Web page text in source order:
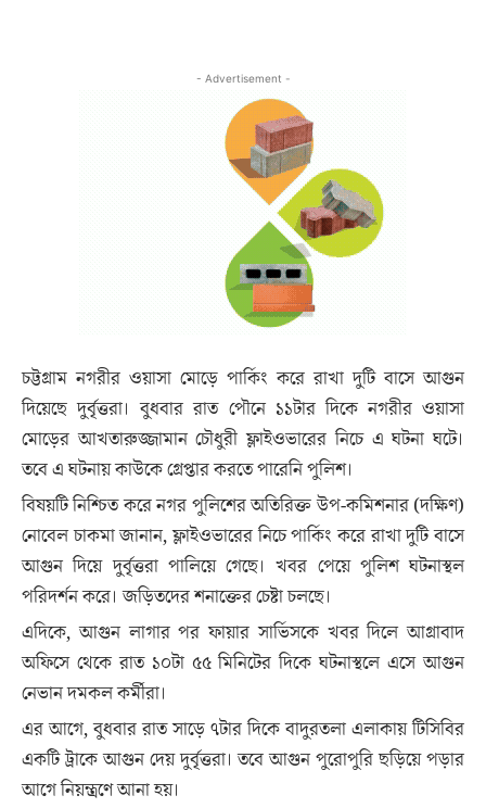
- Advertisement -
চট্টগ্রাম নগরীর ওয়াসা মোড়ে পার্কিং করে রাখা দুটি বাসে আগুন
দিয়েছে দুর্বৃত্তরা। বুধবার রাত পৌনে ১১টার দিকে নগরীর ওয়াসা
মোড়ের আখতারুজ্জামান চৌধুরী ফ্লাইওভারের নিচে এ ঘটনা ঘটে।
তবে এ ঘটনায় কাউকে গ্রেপ্তার করতে পারেনি পুলিশ।
বিষয়টি নিশ্চিত করে নগর পুলিশের অতিরিক্ত উপ-কমিশনার (দক্ষিণ)
নোবেল চাকমা জানান, ফ্লাইওভারের নিচে পার্কিং করে রাখা দুটি বাসে
আগুন দিয়ে দুর্বৃত্তরা পালিয়ে গেছে। খবর পেয়ে পুলিশ ঘটনাস্থল
পরিদর্শন করে। জড়িতদের শনাক্তের চেষ্টা চলছে।
এদিকে, আগুন লাগার পর ফায়ার সার্ভিসকে খবর দিলে আগ্রাবাদ
অফিসে থেকে রাত ১০টা ৫৫ মিনিটের দিকে ঘটনাস্থলে এসে আগুন
নেভান দমকল কর্মীরা।
এর আগে, বুধবার রাত সাড়ে ৭টার দিকে বাদুরতলা এলাকায় টিসিবির
একটি ট্রাকে আগুন দেয় দুর্বৃত্তরা। তবে আগুন পুরোপুরি ছড়িয়ে পড়ার
আগে নিয়ন্ত্রণে আনা হয়।